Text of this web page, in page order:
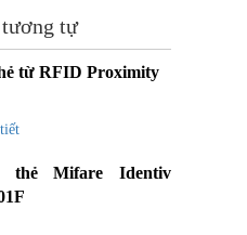
tương tự
từ RFID Proximity
thẻ Mifare Identiv